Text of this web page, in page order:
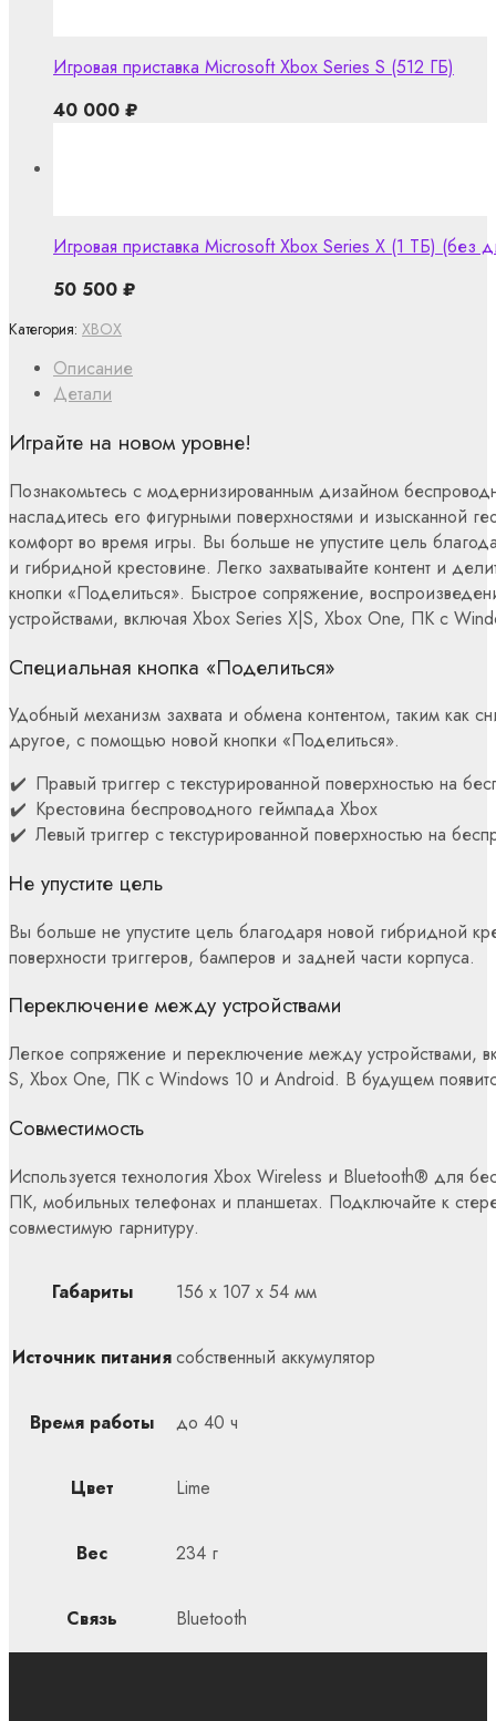
Описание
Детали
Играйте на новом уровне!
Познакомьтесь с модернизированным дизайном
насладитесь его фигурными поверхностями и изысканной
комфорт во время игры. Вы больше не упустите цель
и гибридной крестовине. Легко захватывайте контент и
кнопки «Поделиться». Быстрое сопряжение,
устройствами, включая Xbox Series X|S, Xbox One, ПК с
Специальная кнопка «Поделиться»
Удобный механизм захвата и обмена контентом, таким как
другое, с помощью новой кнопки «Поделиться».
Правый триггер с текстурированной поверхностью на
Крестовина беспроводного геймпада Xbox
Левый триггер с текстурированной поверхностью на
Не упустите цель
Вы больше не упустите цель благодаря новой гибридной
поверхности триггеров, бамперов и задней части корпуса.
Переключение между устройствами
Легкое сопряжение и переключение между устройствами,
S, Xbox One, ПК с Windows 10 и Android. В будущем
Совместимость
Используется технология Xbox Wireless и Bluetooth® для
ПК, мобильных телефонах и планшетах. Подключайте к
совместимую гарнитуру.
Габариты 156 x 107 x 54 мм
Источник питаниясобственный аккумулятор
Время работы до 40 ч
Цвет Lime
Вес 234 г
Связь Bluetooth
Категория: XBOX
Игровая приставка Microsoft Xbox Series S (512 ГБ)
40 000 ₽
Игровая приставка Microsoft Xbox Series X (1 ТБ) (без
50 500 ₽